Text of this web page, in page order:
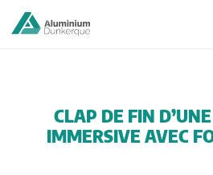
CLAP DE FIN
IMMERSIVE AVEC